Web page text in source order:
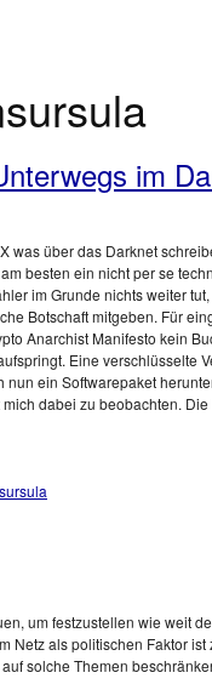
im
was über das Darknet
besten ein nicht per se
im Grunde nichts weiter
Botschaft mitgeben. Für
Anarchist Manifesto kein
Eine verschlüsselte
ein Softwarepaket
dabei zu beobachten.
um festzustellen wie weit
als politischen Faktor
solche Themen